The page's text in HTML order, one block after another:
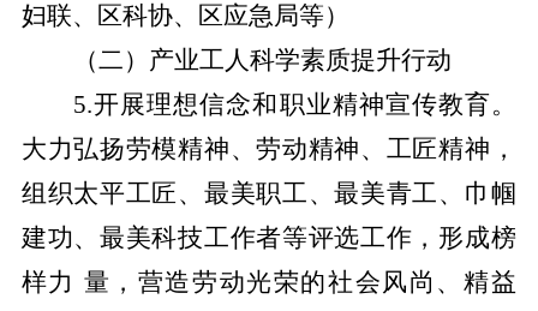
妇联、区科协、区应急局等）
（二）产业工人科学素质提升行动
5.开展理想信念和职业精神宣传教育。
大力弘扬劳模精神、劳动精神、工匠精神，
组织太平工匠、最美职工、最美青工、巾帼
建功、最美科技工作者等评选工作，形成榜
样力 量，营造劳动光荣的社会风尚、精益